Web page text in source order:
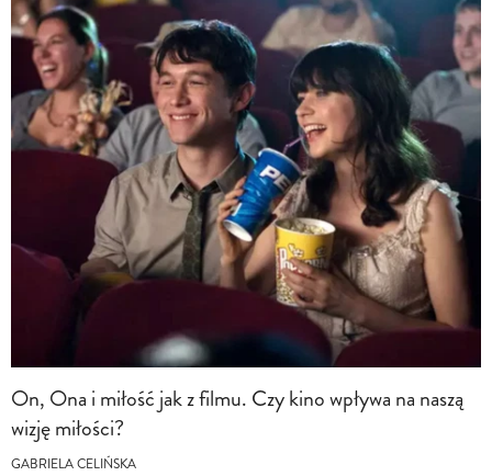
On, Ona i miłość jak z filmu. Czy kino wpływa na naszą
wizję miłości?
GABRIELA CELIŃSKA